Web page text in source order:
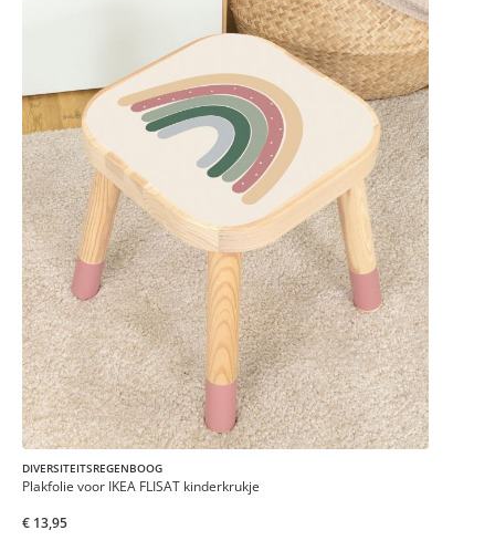
DIVERSITEITSREGENBOOG
Plakfolie voor IKEA FLISAT kinderkrukje
€ 13,95